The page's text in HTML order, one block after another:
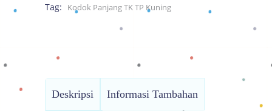
Tag: Kodok Panjang TK TP Kuning
Deskripsi Informasi Tambahan